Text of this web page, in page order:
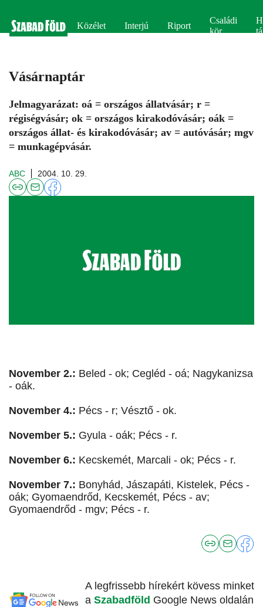
Közélet Interjú Riport
Családi
kör
Vásárnaptár
Jelmagyarázat: oá = országos állatvásár; r =
régiségvásár; ok = országos kirakodóvásár; oák =
országos állat- és kirakodóvásár; av = autóvásár; mgv
= munkagépvásár.
ABC 2004. 10. 29.
November 2.: Beled - ok; Cegléd - oá; Nagykanizsa
- oák.
November 4.: Pécs - r; Vésztő - ok.
November 5.: Gyula - oák; Pécs - r.
November 6.: Kecskemét, Marcali - ok; Pécs - r.
November 7.: Bonyhád, Jászapáti, Kistelek, Pécs -
oák; Gyomaendrőd, Kecskemét, Pécs - av;
Gyomaendrőd - mgv; Pécs - r.
A legfrissebb hírekért kövess minket
a Szabadföld Google News oldalán